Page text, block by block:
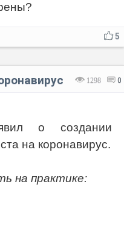
5
1298 0
о создании
на коронавирус.
на практике: